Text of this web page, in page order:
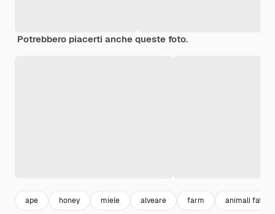
Potrebbero piacerti anche queste foto.
ape honey miele alveare farm animali